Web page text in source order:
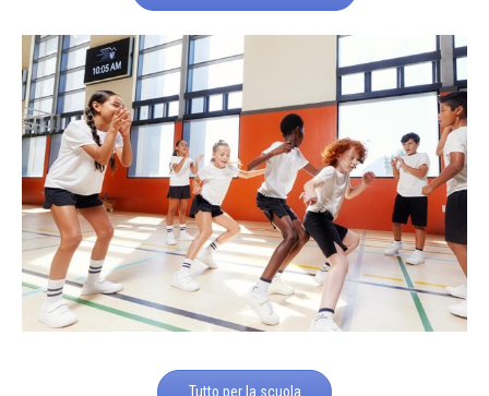
Tutto per la scuola